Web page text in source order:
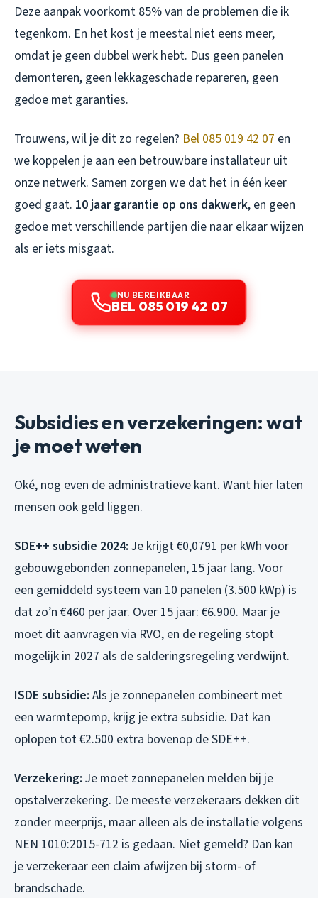
Deze aanpak voorkomt 85% van de problemen die ik
tegenkom. En het kost je meestal niet eens meer,
omdat je geen dubbel werk hebt. Dus geen panelen
demonteren, geen lekkageschade repareren, geen
gedoe met garanties.
Trouwens, wil je dit zo regelen? Bel 085 019 42 07 en
we koppelen je aan een betrouwbare installateur uit
onze netwerk. Samen zorgen we dat het in één keer
goed gaat. 10 jaar garantie op ons dakwerk, en geen
gedoe met verschillende partijen die naar elkaar wijzen
als er iets misgaat.
NU BEREIKBAAR
BEL 085 019 42 07
Subsidies en verzekeringen: wat
je moet weten
Oké, nog even de administratieve kant. Want hier laten
mensen ook geld liggen.
SDE++ subsidie 2024: Je krijgt €0,0791 per kWh voor
gebouwgebonden zonnepanelen, 15 jaar lang. Voor
een gemiddeld systeem van 10 panelen (3.500 kWp) is
dat zo’n €460 per jaar. Over 15 jaar: €6.900. Maar je
moet dit aanvragen via RVO, en de regeling stopt
mogelijk in 2027 als de salderingsregeling verdwijnt.
ISDE subsidie: Als je zonnepanelen combineert met
een warmtepomp, krijg je extra subsidie. Dat kan
oplopen tot €2.500 extra bovenop de SDE++.
Verzekering: Je moet zonnepanelen melden bij je
opstalverzekering. De meeste verzekeraars dekken dit
zonder meerprijs, maar alleen als de installatie volgens
NEN 1010:2015-712 is gedaan. Niet gemeld? Dan kan
je verzekeraar een claim afwijzen bij storm- of
brandschade.